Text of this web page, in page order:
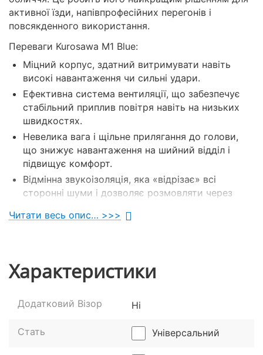
активної їзди, напівпрофесійних перегонів і
повсякденного використання.
Переваги Kurosawa M1 Blue:
Міцний корпус, здатний витримувати навіть
високі навантаження чи сильні удари.
Ефективна система вентиляції, що забезпечує
стабільний приплив повітря навіть на низьких
швидкостях.
Невелика вага і щільне прилягання до голови,
що знижує навантаження на шийний відділ і
підвищує комфорт.
Відмінна звукоізоляція, яка «відрізає» всі
сторонні шуми і дозволяє розмовляти через
Продумана конструкція «черепашки», що
подразнення на шкірі.
Варто віддати належне і візору шолома Kurosawa
не спотворює «картинку» і добре захищене від
Придбати Мотошлем Kurosawa 101 (синій) та
Читати весь опис… >>>
Характеристики
Додатковий Візор Нi
Стать Універсальний